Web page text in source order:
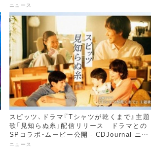
ニュース
スピッツ、ドラマ『Tシャツが乾くまで』主題
歌「見知らぬ糸」配信リリース ドラマとの
SPコラボ・ムービー公開 - CDJournal ニュ
ース
ニュース